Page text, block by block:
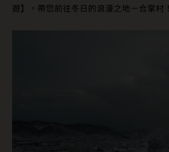
遊】，帶您前往冬日的浪漫之地－合掌村！